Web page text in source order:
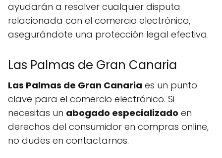
ayudarán a resolver cualquier disputa
relacionada con el comercio electrónico,
asegurándote una protección legal efectiva.
Las Palmas de Gran Canaria
Las Palmas de Gran Canaria es un punto
clave para el comercio electrónico. Si
necesitas un abogado especializado en
derechos del consumidor en compras online,
no dudes en contactarnos.